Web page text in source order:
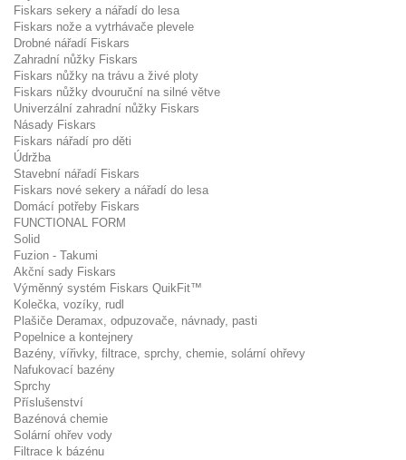
Fiskars sekery a nářadí do lesa
Fiskars nože a vytrhávače plevele
Drobné nářadí Fiskars
Zahradní nůžky Fiskars
Fiskars nůžky na trávu a živé ploty
Fiskars nůžky dvouruční na silné větve
Univerzální zahradní nůžky Fiskars
Násady Fiskars
Fiskars nářadí pro děti
Údržba
Stavební nářadí Fiskars
Fiskars nové sekery a nářadí do lesa
Domácí potřeby Fiskars
FUNCTIONAL FORM
Solid
Fuzion - Takumi
Akční sady Fiskars
Výměnný systém Fiskars QuikFit™
Kolečka, vozíky, rudl
Plašiče Deramax, odpuzovače, návnady, pasti
Popelnice a kontejnery
Bazény, vířivky, filtrace, sprchy, chemie, solární ohřevy
Nafukovací bazény
Sprchy
Příslušenství
Bazénová chemie
Solární ohřev vody
Filtrace k bázénu